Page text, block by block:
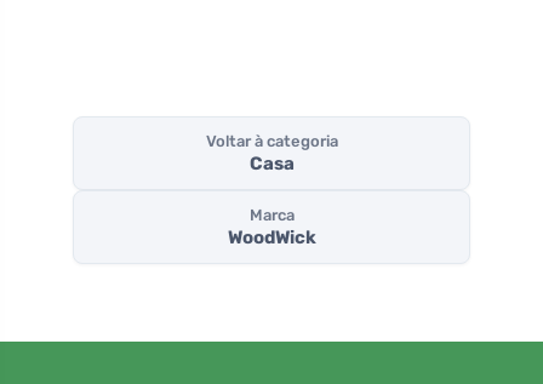
Voltar à categoria
Casa
Marca
WoodWick